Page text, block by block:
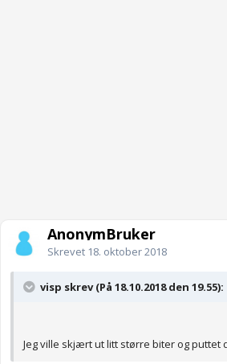
AnonymBruker
Skrevet 18. oktober 2018
visp skrev (På 18.10.2018 den 19.55):
Jeg ville skjært ut litt større biter og puttet